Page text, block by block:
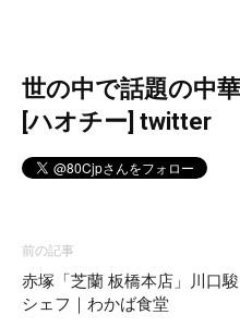
世の中で話題の中
[ハオチー] twitter
前の記事
赤塚「芝蘭 板橋本店」川口駿
シェフ｜わかば食堂